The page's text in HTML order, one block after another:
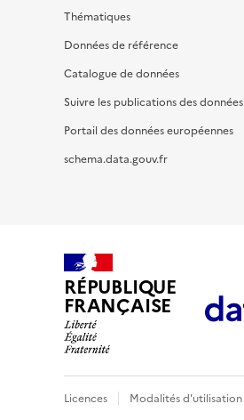
Thématiques
Données de référence
Catalogue de données
Suivre les publications des données
Portail des données européennes
schema.data.gouv.fr
RÉPUBLIQUE
FRANÇAISE
Licences Modalités d'utilisation